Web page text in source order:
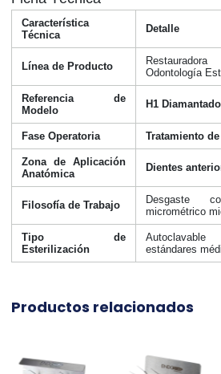
Característica
Técnica
Detalle
Línea de Producto
Odontología
Referencia de
Modelo
H1 Diamantado
Fase Operatoria Tratamiento
Zona de Aplicación
Anatómica
Dientes
Filosofía de Trabajo
Desgaste
micrométrico
Tipo de
Esterilización
estándares
Productos relacionados